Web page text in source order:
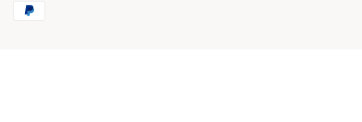
Métodos